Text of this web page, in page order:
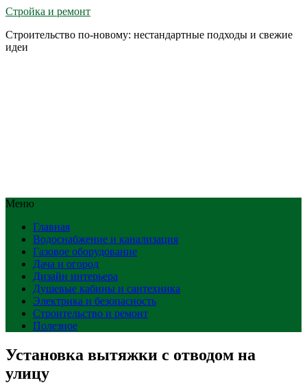
Стройка и ремонт
Строительство по-новому: нестандартные подходы и свежие
идеи
Меню
Главная
Водоснабжение и канализация
Газовое оборудование
Дача и огород
Дизайн интерьера
Душевые кабины и сантехника
Электрика и безопасность
Строительство и ремонт
Полезное
Установка вытяжки с отводом на
улицу